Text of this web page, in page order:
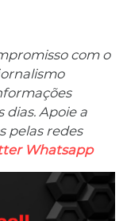
com o
dias. Apoie a
pelas redes
Whatsapp